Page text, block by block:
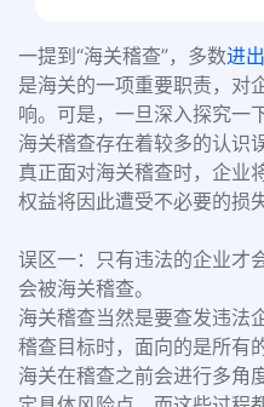
一提到 “海关稽查”，多数进
是海关的一项重要职责，对
响。可是，一旦深入探究一
海关稽查存在着较多的认识
真正面对海关稽查时，企业
权益将因此遭受不必要的损失
误区一：只有违法的企业才
会被海关稽查。
海关稽查当然是要查发违法
稽查目标时，面向的是所有
海关在稽查之前会进行多角